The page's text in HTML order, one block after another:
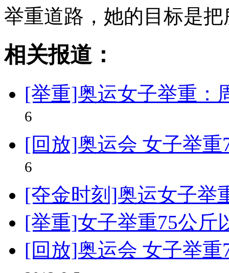
举重道路，她的目标是
相关报道：
[举重]奥运女子举重：
6
[回放]奥运会 女子举
6
[夺金时刻]奥运女子举
[举重]女子举重75公斤
[回放]奥运会 女子举